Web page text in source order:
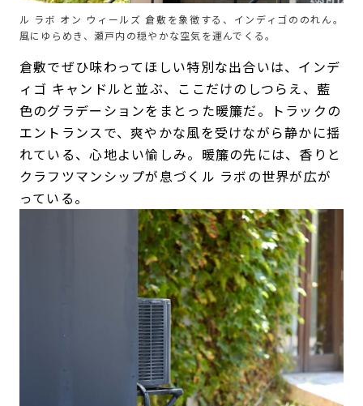
ル ラボ オン ウィールズ 倉敷を象徴する、インディゴののれん。
風にゆらめき、瀬戸内の穏やかな空気を運んでくる。
倉敷でぜひ味わってほしい特別な出合いは、インデ
ィゴ キャンドルと並ぶ、ここだけのしつらえ、藍
色のグラデーションをまとった暖簾だ。トラックの
エントランスで、爽やかな風を受けながら静かに揺
れている、心地よい愉しみ。暖簾の先には、香りと
クラフツマンシップが息づくル ラボの世界が広が
っている。